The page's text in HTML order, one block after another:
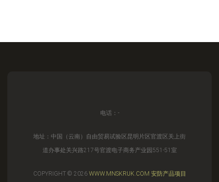
电话：-
地址：中国（云南）自由贸易试验区昆明片区官渡区关上街
道办事处关兴路217号官渡电子商务产业园551-51室
COPYRIGHT © 2026 WWW.MNSKRUK.COM 安防产品项目